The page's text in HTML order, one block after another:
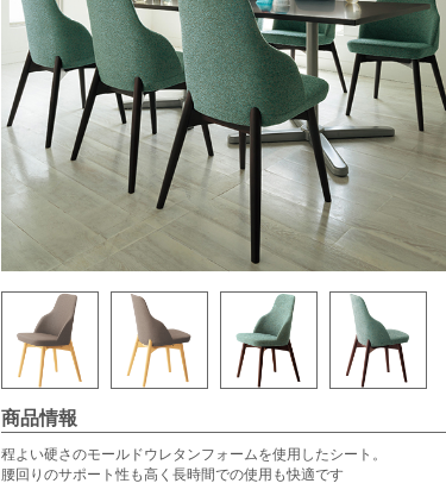
商品情報
程よい硬さのモールドウレタンフォームを使用したシート。
腰回りのサポート性も高く長時間での使用も快適です